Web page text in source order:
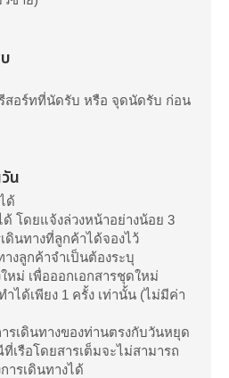
สอร์ทที่นัดรับ หรือ จุดนัดรับ ก่อน
น
ด้
ด้ โดยแจ้งล่วงหน้าอย่างน้อย 3
ดินทางที่ลูกค้าได้จองไว้
างลูกค้าจำเป็นต้องระบุ
หม่ เพื่อออกเอกสารชุดใหม่
ำได้เพียง 1 ครั้ง เท่านั้น (ไม่มีค่า
เดินทางของท่านตรงกับวันหยุด
เรือโดยสารเต็มจะไม่สามารถ
ารเดินทางได้